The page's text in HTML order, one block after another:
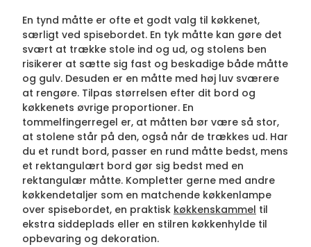
En tynd måtte er ofte et godt valg til køkkenet,
særligt ved spisebordet. En tyk måtte kan gøre det
svært at trække stole ind og ud, og stolens ben
risikerer at sætte sig fast og beskadige både måtte
og gulv. Desuden er en måtte med høj luv sværere
at rengøre. Tilpas størrelsen efter dit bord og
køkkenets øvrige proportioner. En
tommelfingerregel er, at måtten bør være så stor,
at stolene står på den, også når de trækkes ud. Har
du et rundt bord, passer en rund måtte bedst, mens
et rektangulært bord gør sig bedst med en
rektangulær måtte. Kompletter gerne med andre
køkkendetaljer som en matchende køkkenlampe
over spisebordet, en praktisk køkkenskammel til
ekstra siddeplads eller en stilren køkkenhylde til
opbevaring og dekoration.